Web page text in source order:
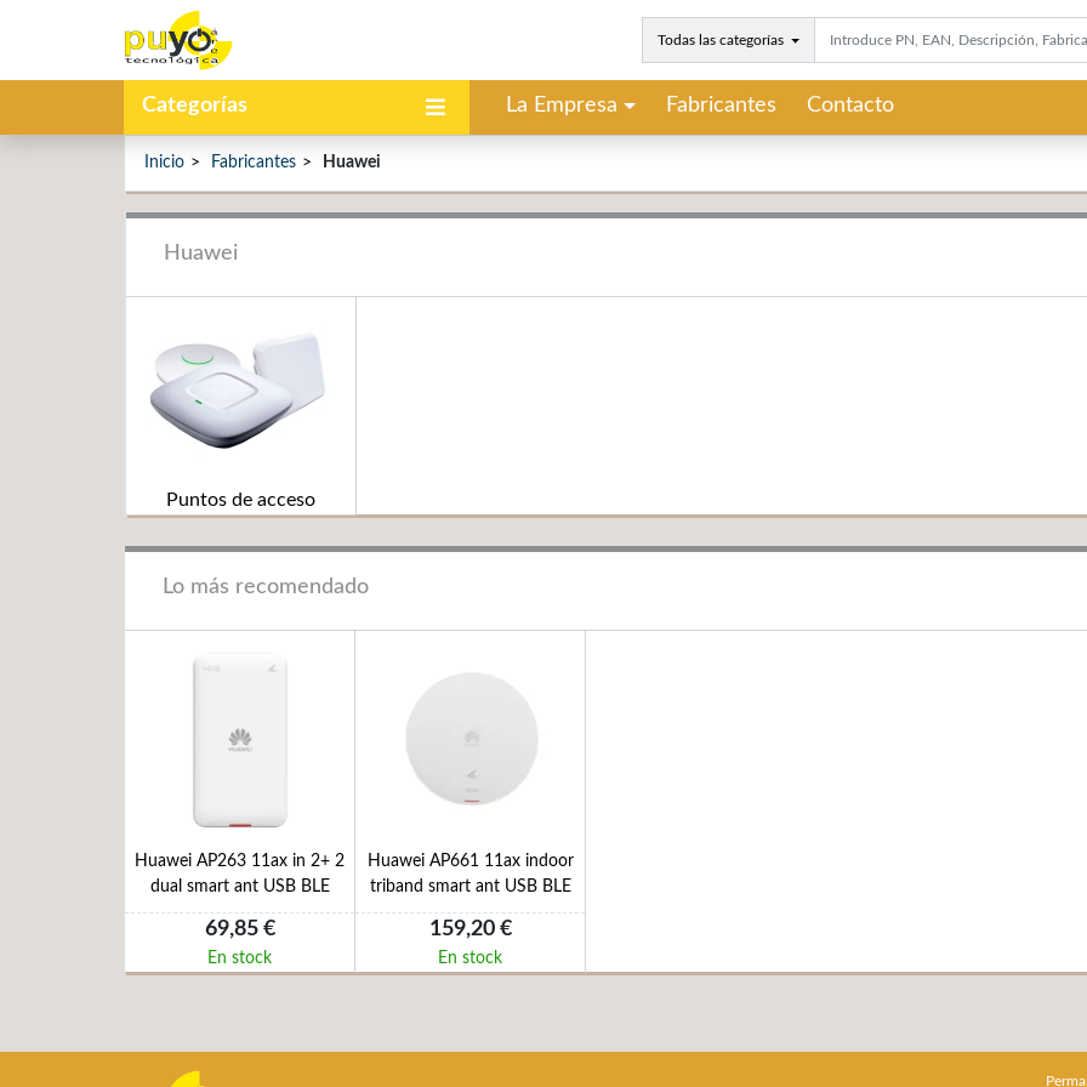
Todas las categorías
Categorías La Empresa Fabricantes Contacto
Inicio Fabricantes Huawei
Huawei
Puntos de acceso
Lo más recomendado
Huawei AP263 11ax in 2+ 2
dual smart ant USB BLE
69,85 €
En stock
Huawei AP661 11ax indoor
triband smart ant USB BLE
159,20 €
En stock